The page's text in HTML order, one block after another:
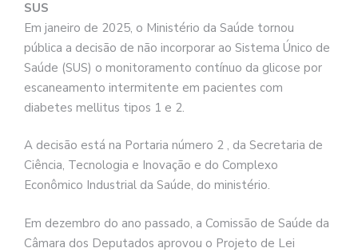
SUS
Em janeiro de 2025, o Ministério da Saúde tornou
pública a decisão de não incorporar ao Sistema Único de
Saúde (SUS) o monitoramento contínuo da glicose por
escaneamento intermitente em pacientes com
diabetes mellitus tipos 1 e 2.
A decisão está na Portaria número 2 , da Secretaria de
Ciência, Tecnologia e Inovação e do Complexo
Econômico Industrial da Saúde, do ministério.
Em dezembro do ano passado, a Comissão de Saúde da
Câmara dos Deputados aprovou o Projeto de Lei